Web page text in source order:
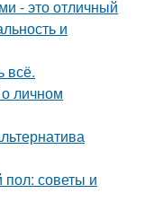
- это отличный
и
всё.
личном
советы и